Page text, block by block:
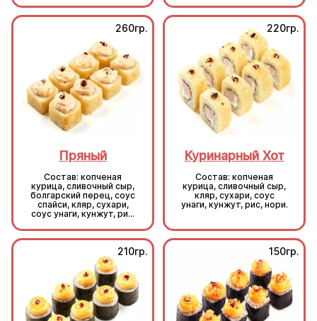
260гр.
Пряный
Состав: копченая
курица, сливочный сыр,
болгарский перец, соус
спайси, кляр, сухари,
соус унаги, кунжут, рис,
220гр.
Куринарный Хот
Состав: копченая
курица, сливочный сыр,
кляр, сухари, соус
унаги, кунжут, рис, нори.
210гр. 150гр.